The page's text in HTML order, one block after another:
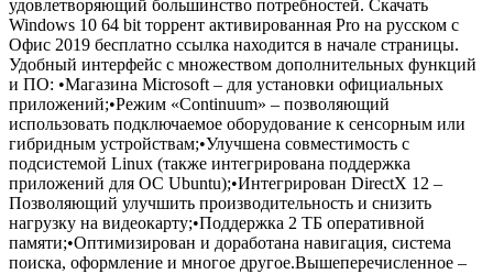
удовлетворяющий большинство потребностей. Скачать
Windows 10 64 bit торрент активированная Pro на русском с
Офис 2019 бесплатно ссылка находится в начале страницы.
Удобный интерфейс с множеством дополнительных функций
и ПО: •Магазина Microsoft – для установки официальных
приложений;•Режим «Continuum» – позволяющий
использовать подключаемое оборудование к сенсорным или
гибридным устройствам;•Улучшена совместимость с
подсистемой Linux (также интегрирована поддержка
приложений для ОС Ubuntu);•Интегрирован DirectX 12 –
Позволяющий улучшить производительность и снизить
нагрузку на видеокарту;•Поддержка 2 ТБ оперативной
памяти;•Оптимизирован и доработана навигация, система
поиска, оформление и многое другое.Вышеперечисленное –